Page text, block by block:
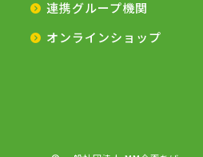
連携グループ機関
オンラインショップ